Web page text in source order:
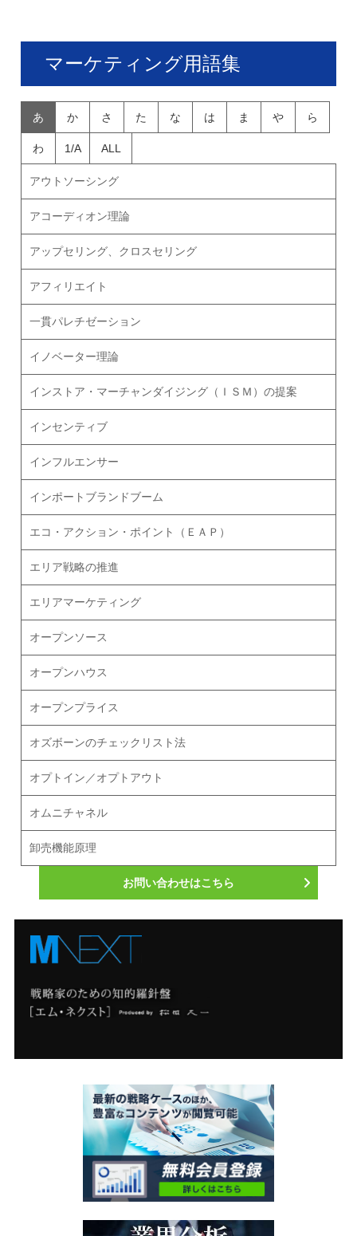
マーケティング用語集
あ か さ た な は ま や ら
わ 1/A ALL
アウトソーシング
アコーディオン理論
アップセリング、クロスセリング
アフィリエイト
一貫パレチゼーション
イノベーター理論
インストア・マーチャンダイジング（ＩＳＭ）の提案
インセンティブ
インフルエンサー
インポートブランドブーム
エコ・アクション・ポイント（ＥＡＰ）
エリア戦略の推進
エリアマーケティング
オープンソース
オープンハウス
オープンプライス
オズボーンのチェックリスト法
オプトイン／オプトアウト
オムニチャネル
卸売機能原理
お問い合わせはこちら